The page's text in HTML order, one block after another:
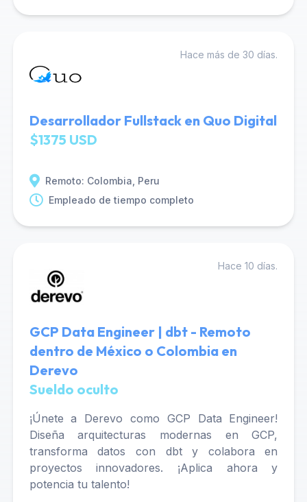
Hace más de 30 días.
Desarrollador Fullstack en Quo Digital
$1375 USD
Remoto: Colombia, Peru
Empleado de tiempo completo
Hace 10 días.
GCP Data Engineer | dbt - Remoto
dentro de México o Colombia en
Derevo
Sueldo oculto
¡Únete a Derevo como GCP Data Engineer!
Diseña arquitecturas modernas en GCP,
transforma datos con dbt y colabora en
proyectos innovadores. ¡Aplica ahora y
potencia tu talento!